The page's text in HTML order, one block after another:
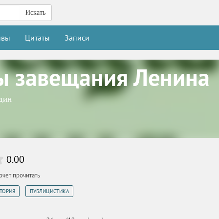
Искать
Цитаты Записи
завещания Ленина
0.00
прочитать
ПУБЛИЦИСТИКА